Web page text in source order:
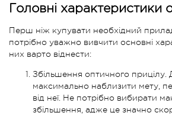
Головні характеристики
Перш ніж купувати необхідний
потрібно уважно вивчити основні
них варто віднести:
Збільшення оптичного прицілу.
максимально наблизити мету,
від неї. Не потрібно вибирати
збільшення, адже це значно